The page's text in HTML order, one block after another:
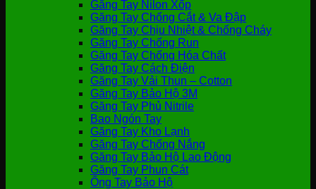
Găng Tay Nilon Xốp
Găng Tay Chống Cắt & Va Đập
Găng Tay Chịu Nhiệt & Chống Cháy
Găng Tay Chống Run
Găng Tay Chống Hóa Chất
Găng Tay Cách Điện
Găng Tay Vải Thun – Cotton
Găng Tay Bảo Hộ 3M
Găng Tay Phủ Nitrile
Bao Ngón Tay
Găng Tay Kho Lạnh
Găng Tay Chống Nắng
Găng Tay Bảo Hộ Lao Động
Găng Tay Phun Cát
Ống Tay Bảo Hộ